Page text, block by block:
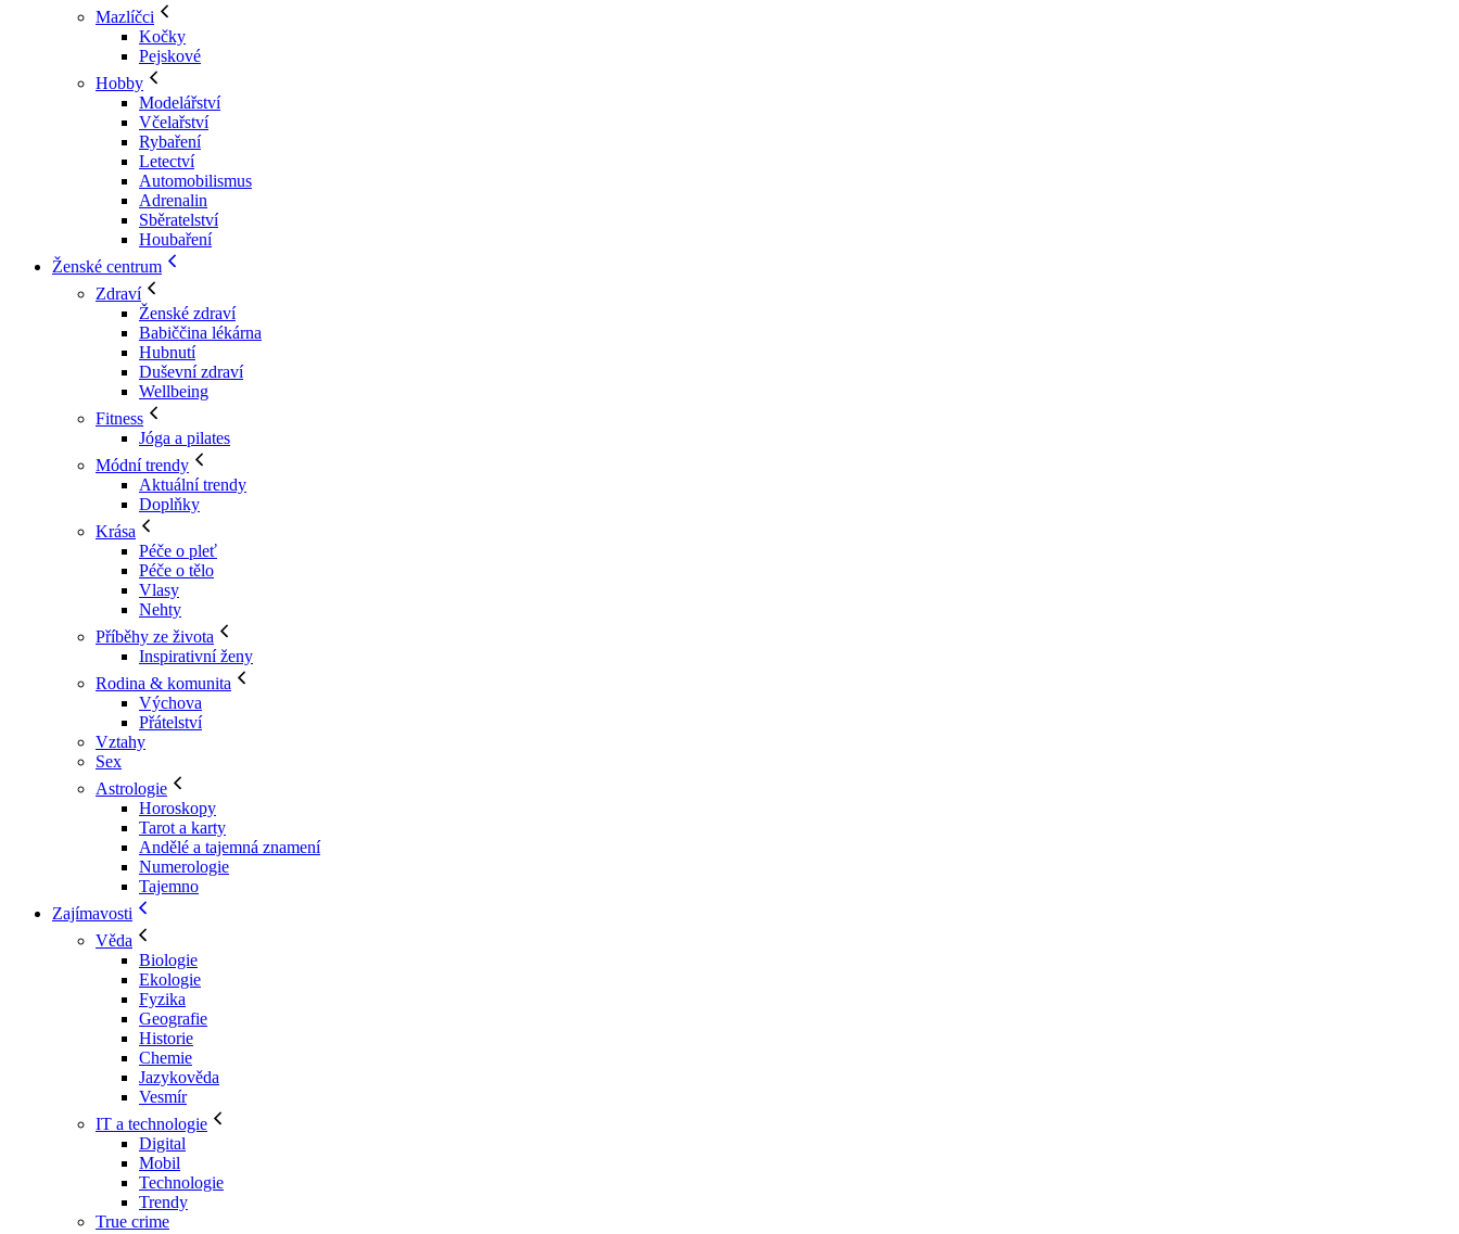
Mazlíčci
Kočky
Pejskové
Hobby
Modelářství
Včelařství
Rybaření
Letectví
Automobilismus
Adrenalin
Sběratelství
Houbaření
Ženské centrum
Zdraví
Ženské zdraví
Babiččina lékárna
Hubnutí
Duševní zdraví
Wellbeing
Fitness
Jóga a pilates
Módní trendy
Aktuální trendy
Doplňky
Krása
Péče o pleť
Péče o tělo
Vlasy
Nehty
Příběhy ze života
Inspirativní ženy
Rodina & komunita
Výchova
Přátelství
Vztahy
Sex
Astrologie
Horoskopy
Tarot a karty
Andělé a tajemná znamení
Numerologie
Tajemno
Zajímavosti
Věda
Biologie
Ekologie
Fyzika
Geografie
Historie
Chemie
Jazykověda
Vesmír
IT a technologie
Digital
Mobil
Technologie
Trendy
True crime